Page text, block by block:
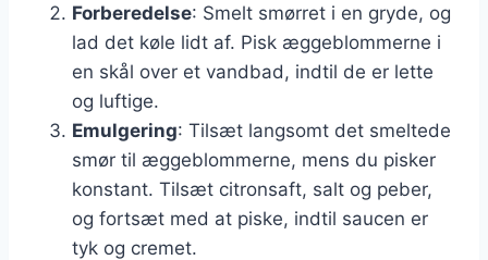
Forberedelse: Smelt smørret i en gryde, og
lad det køle lidt af. Pisk æggeblommerne i
en skål over et vandbad, indtil de er lette
og luftige.
Emulgering: Tilsæt langsomt det smeltede
smør til æggeblommerne, mens du pisker
konstant. Tilsæt citronsaft, salt og peber,
og fortsæt med at piske, indtil saucen er
tyk og cremet.